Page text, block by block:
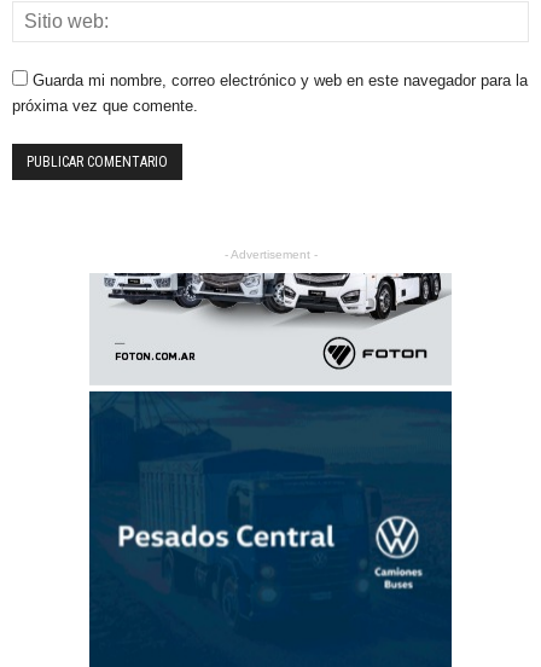
Guarda mi nombre, correo electrónico y web en este navegador para la
próxima vez que comente.
- Advertisement -